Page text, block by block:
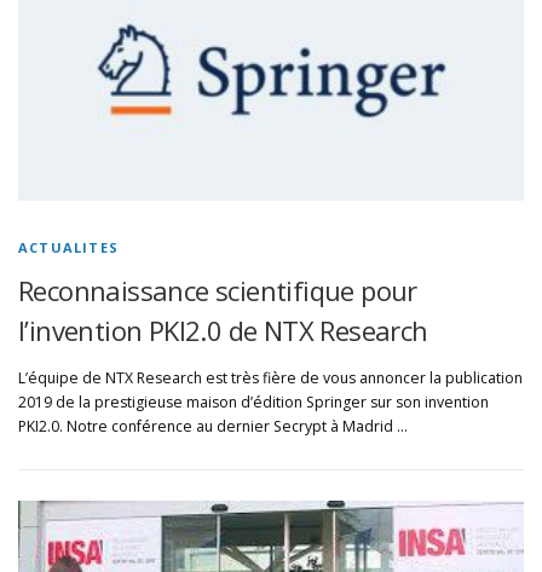
ACTUALITES
Reconnaissance scientifique pour
l’invention PKI2.0 de NTX Research
L’équipe de NTX Research est très fière de vous annoncer la publication
2019 de la prestigieuse maison d’édition Springer sur son invention
PKI2.0. Notre conférence au dernier Secrypt à Madrid …